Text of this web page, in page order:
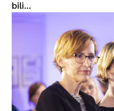
bili...